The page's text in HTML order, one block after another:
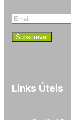
Links Úteis